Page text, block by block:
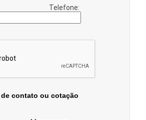
Telefone:
contato ou cotação